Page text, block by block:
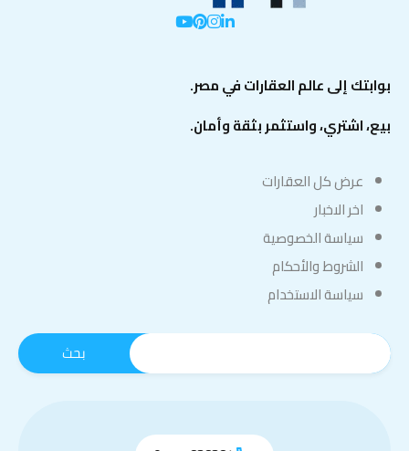
بوابتك إلى عالم العقارات في مصر.
بيع، اشتري، واستثمر بثقة وأمان.
عرض كل العقارات
اخر الاخبار
سياسة الخصوصية
الشروط والأحكام
سياسة الاستخدام